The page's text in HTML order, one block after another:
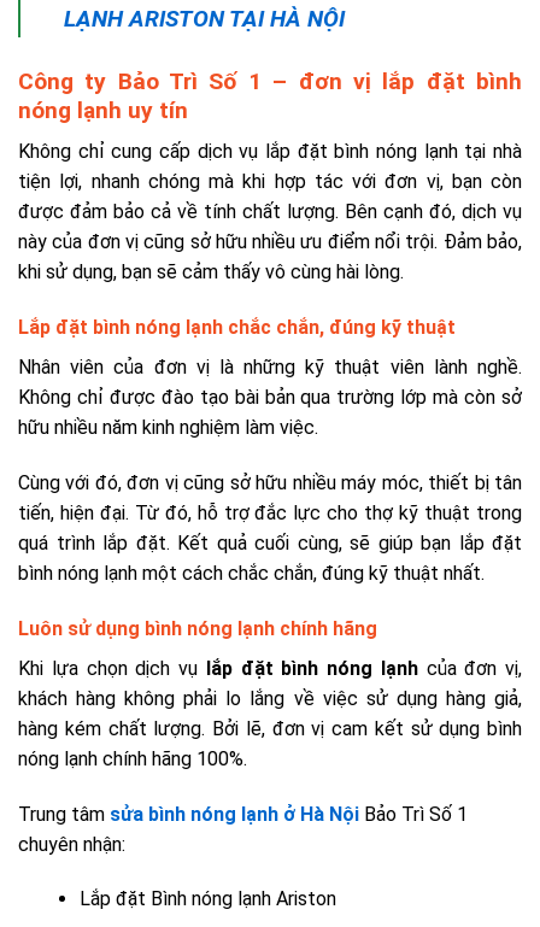
LẠNH ARISTON TẠI HÀ NỘI
Công ty Bảo Trì Số 1 – đơn vị lắp đặt bình
nóng lạnh uy tín
Không chỉ cung cấp dịch vụ lắp đặt bình nóng lạnh tại nhà
tiện lợi, nhanh chóng mà khi hợp tác với đơn vị, bạn còn
được đảm bảo cả về tính chất lượng. Bên cạnh đó, dịch vụ
này của đơn vị cũng sở hữu nhiều ưu điểm nổi trội. Đảm bảo,
khi sử dụng, bạn sẽ cảm thấy vô cùng hài lòng.
Lắp đặt bình nóng lạnh chắc chắn, đúng kỹ thuật
Nhân viên của đơn vị là những kỹ thuật viên lành nghề.
Không chỉ được đào tạo bài bản qua trường lớp mà còn sở
hữu nhiều năm kinh nghiệm làm việc.
Cùng với đó, đơn vị cũng sở hữu nhiều máy móc, thiết bị tân
tiến, hiện đại. Từ đó, hỗ trợ đắc lực cho thợ kỹ thuật trong
quá trình lắp đặt. Kết quả cuối cùng, sẽ giúp bạn lắp đặt
bình nóng lạnh một cách chắc chắn, đúng kỹ thuật nhất.
Luôn sử dụng bình nóng lạnh chính hãng
Khi lựa chọn dịch vụ lắp đặt bình nóng lạnhcủa đơn vị,
khách hàng không phải lo lắng về việc sử dụng hàng giả,
hàng kém chất lượng. Bởi lẽ, đơn vị cam kết sử dụng bình
nóng lạnh chính hãng 100%.
Trung tâm sửa bình nóng lạnh ở Hà Nội Bảo Trì Số 1
chuyên nhận:
Lắp đặt Bình nóng lạnh Ariston